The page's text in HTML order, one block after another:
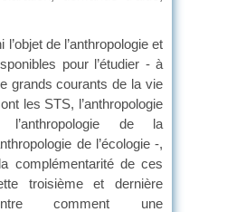
de l’anthropologie et
pour l’étudier - à
grands courants de la vie
les STS, l’anthropologie
l’anthropologie de la
de l’écologie -,
complémentarité de ces
troisième et dernière
comment une